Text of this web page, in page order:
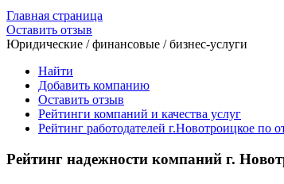
Главная страница
Оставить отзыв
Юридические / финансовые / бизнес-услуги
Найти
Добавить компанию
Оставить отзыв
Рейтинги компаний и качества услуг
Рейтинг работодателей г.Новотроицкое по
Рейтинг надежности компаний г.